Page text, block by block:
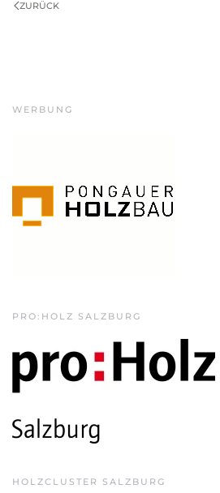
ZURÜCK
WERBUNG
PRO:HOLZ SALZBURG
HOLZCLUSTER SALZBURG